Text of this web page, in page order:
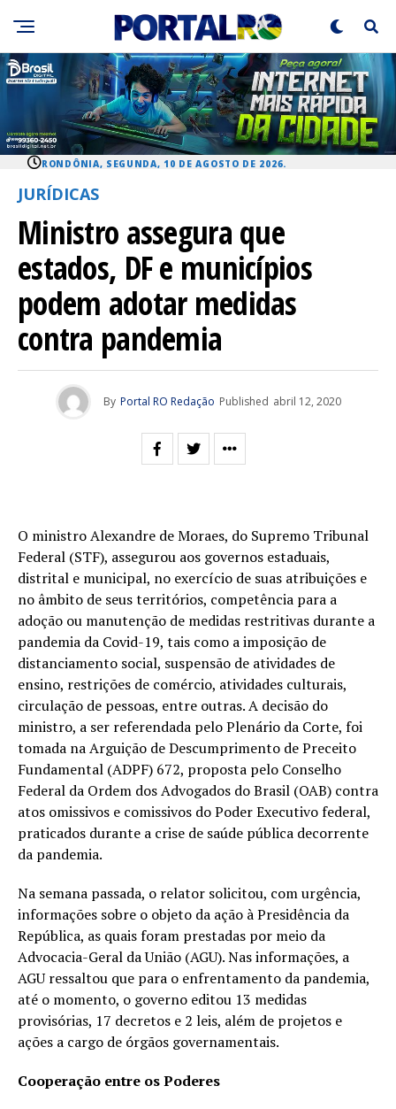
RONDÔNIA, SEGUNDA, 10 DE AGOSTO DE 2026.
JURÍDICAS
Ministro assegura que
estados, DF e municípios
podem adotar medidas
contra pandemia
By Portal RO Redação Published abril 12, 2020
O ministro Alexandre de Moraes, do Supremo Tribunal
Federal (STF), assegurou aos governos estaduais,
distrital e municipal, no exercício de suas atribuições e
no âmbito de seus territórios, competência para a
adoção ou manutenção de medidas restritivas durante a
pandemia da Covid-19, tais como a imposição de
distanciamento social, suspensão de atividades de
ensino, restrições de comércio, atividades culturais,
circulação de pessoas, entre outras. A decisão do
ministro, a ser referendada pelo Plenário da Corte, foi
tomada na Arguição de Descumprimento de Preceito
Fundamental (ADPF) 672, proposta pelo Conselho
Federal da Ordem dos Advogados do Brasil (OAB) contra
atos omissivos e comissivos do Poder Executivo federal,
praticados durante a crise de saúde pública decorrente
da pandemia.
Na semana passada, o relator solicitou, com urgência,
informações sobre o objeto da ação à Presidência da
República, as quais foram prestadas por meio da
Advocacia-Geral da União (AGU). Nas informações, a
AGU ressaltou que para o enfrentamento da pandemia,
até o momento, o governo editou 13 medidas
provisórias, 17 decretos e 2 leis, além de projetos e
ações a cargo de órgãos governamentais.
Cooperação entre os Poderes